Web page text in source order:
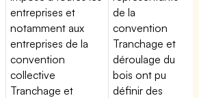
entreprises et
notamment aux
entreprises de la
convention
collective
Tranchage et
de la
convention
Tranchage et
déroulage du
bois ont pu
définir des